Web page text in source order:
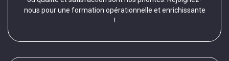
nous pour une formation opérationnelle et enrichissante
!